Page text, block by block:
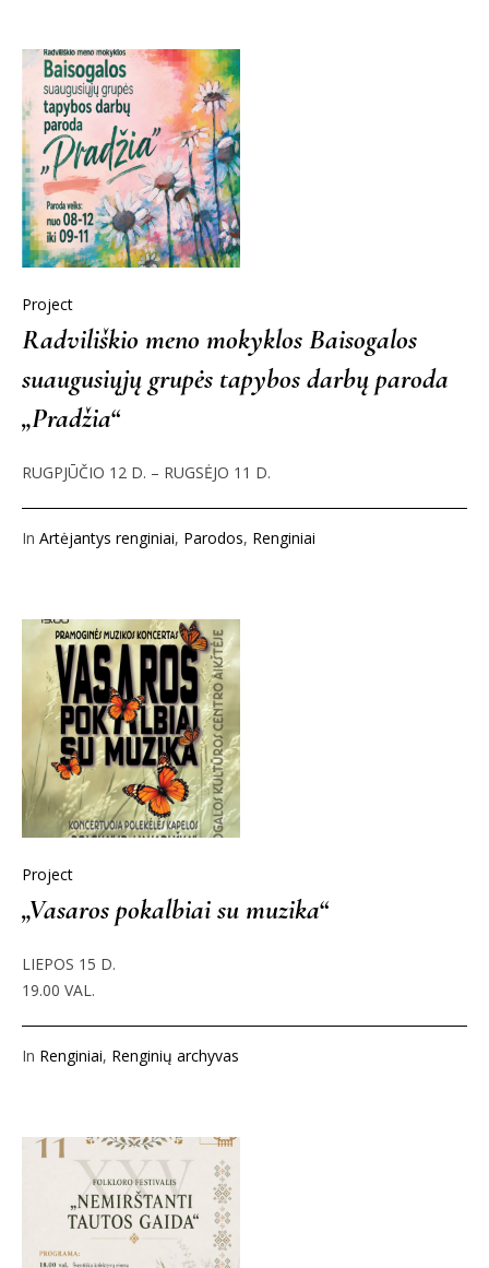
Project
Radviliškio meno mokyklos Baisogalos
suaugusiųjų grupės tapybos darbų paroda
„Pradžia“
RUGPJŪČIO 12 D. – RUGSĖJO 11 D.
In Artėjantys renginiai, Parodos, Renginiai
Project
„Vasaros pokalbiai su muzika“
LIEPOS 15 D.
19.00 VAL.
In Renginiai, Renginių archyvas